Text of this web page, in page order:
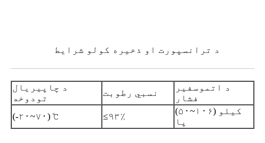
د ترانسپورت او ذخیره کولو شرایط
د چاپیریال
تودوخه
نسبي رطوبت
د اتموسفیر
فشار
(-۲۰~۷۰) ℃
≤۹۳٪
(۵۰~۱۰۶) کیلو
پا